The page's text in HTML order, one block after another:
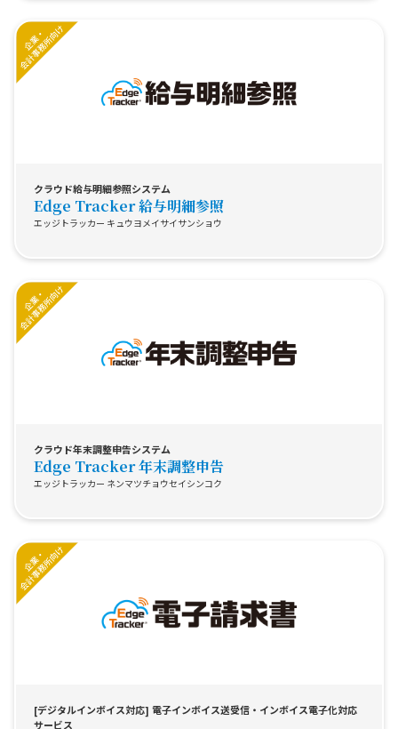
クラウド給与明細参照システム
Edge Tracker 給与明細参照
エッジトラッカー キュウヨメイサイサンショウ
クラウド年末調整申告システム
Edge Tracker 年末調整申告
エッジトラッカー ネンマツチョウセイシンコク
[デジタルインボイス対応] 電子インボイス送受信・インボイス電子化対応
サービス